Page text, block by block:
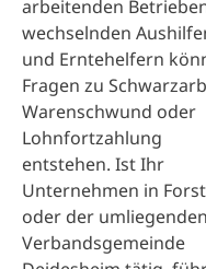
arbeitenden
wechselnden
und Erntehelfern
Fragen zu
Warenschwund oder
Lohnfortzahlung
entstehen. Ist Ihr
Unternehmen in Forst
oder der umliegenden
Verbandsgemeinde